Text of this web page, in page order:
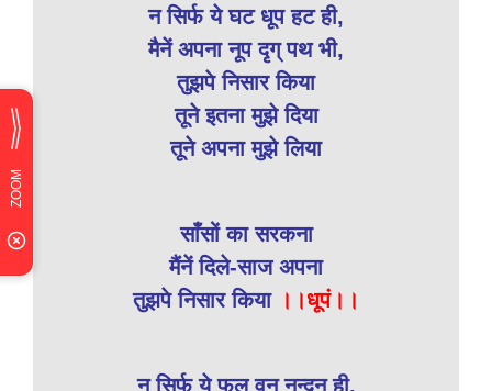
न सिर्फ ये घट धूप हट ही,
मैनें अपना नूप दृग् पथ भी,
तुझपे निसार किया
तूने इतना मुझे दिया
तूने अपना मुझे लिया
साँसों का सरकना
मैंनें दिले-साज अपना
तुझपे निसार किया ।।धूपं।।
न सिर्फ ये फल वन नन्दन ही,